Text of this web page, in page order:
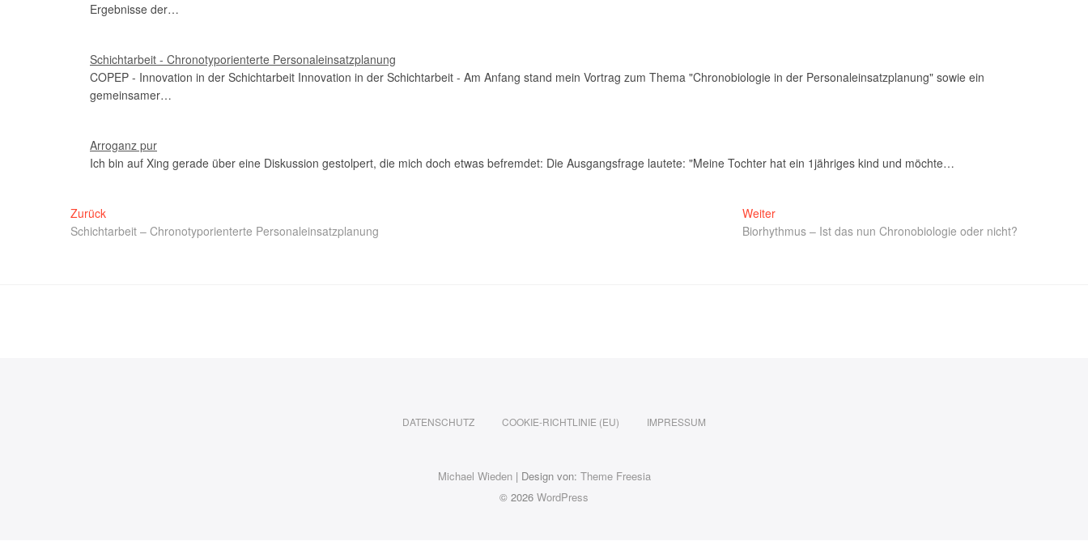
Ergebnisse der…
Schichtarbeit - Chronotyporienterte Personaleinsatzplanung
COPEP - Innovation in der Schichtarbeit Innovation in der Schichtarbeit - Am Anfang stand mein Vortrag zum Thema "Chronobiologie in der Personaleinsatzplanung" sowie ein
gemeinsamer…
Arroganz pur
Ich bin auf Xing gerade über eine Diskussion gestolpert, die mich doch etwas befremdet: Die Ausgangsfrage lautete: "Meine Tochter hat ein 1jähriges kind und möchte…
Zurück
Schichtarbeit – Chronotyporienterte Personaleinsatzplanung
Weiter
Biorhythmus – Ist das nun Chronobiologie oder nicht?
DATENSCHUTZ COOKIE-RICHTLINIE (EU) IMPRESSUM
Michael Wieden| Design von: Theme Freesia
© 2026 WordPress